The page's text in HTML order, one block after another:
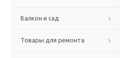
Балкон и сад
Товары для ремонта